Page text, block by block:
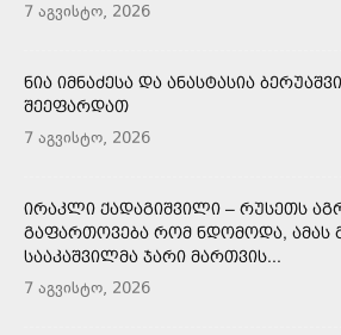
7 აგვისტო, 2026
ᲜᲘᲐ ᲘᲛᲜᲐᲫᲔᲡᲐ ᲓᲐ ᲐᲜᲐᲡᲢᲐᲡᲘᲐ
ᲨᲔᲔᲤᲐᲠᲓᲐᲗ
7 აგვისტო, 2026
ᲘᲠᲐᲙᲚᲘ ᲥᲐᲓᲐᲒᲘᲨᲕᲘᲚᲘ – ᲠᲣᲡᲔᲗᲡ
ᲒᲐᲤᲐᲠᲗᲝᲕᲔᲑᲐ ᲠᲝᲛ ᲜᲓᲝᲛᲝᲓᲐ, ᲐᲛᲐᲡ
ᲡᲐᲐᲙᲐᲨᲕᲘᲚᲛᲐ ᲯᲐᲠᲘ ᲛᲐᲠᲗᲕᲘᲡ...
7 აგვისტო, 2026